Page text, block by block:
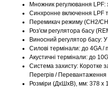
Множник регулювання LPF:
Синхронне включення LPF
Перемикач режиму (CH2/
Роз'єм регулятора басу
Виносний регулятор басу: У
Силові термінали: до 4GA /
Акустичні термінали: до
Система захисту: Коротке
Перегрів / Перевантаження
Розміри (ДxШxВ), мм: 378 х